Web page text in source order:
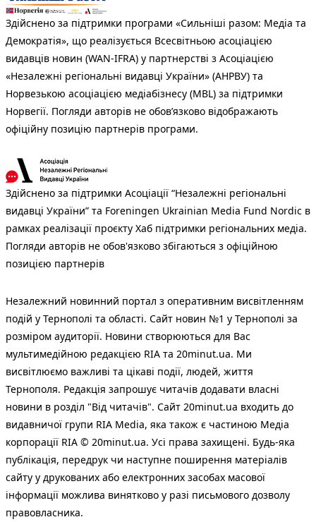
Здійснено за підтримки програми «Сильніші разом: Медіа та
Демократія», що реалізується Всесвітньою асоціацією
видавців новин (WAN-IFRA) у партнерстві з Асоціацією
«Незалежні регіональні видавці України» (АНРВУ) та
Норвезькою асоціацією медіабізнесу (MBL) за підтримки
Норвегії. Погляди авторів не обов’язково відображають
офіційну позицію партнерів програми.
Здійснено за підтримки Асоціації “Незалежні регіональні
видавці України” та Foreningen Ukrainian Media Fund Nordic в
рамках реалізації проєкту Хаб підтримки регіональних медіа.
Погляди авторів не обов'язково збігаються з офіційною
позицією партнерів
Незалежний новинний портал з оперативним висвітленням
подій у Тернополі та області. Сайт новин №1 у Тернополі за
розміром аудиторії. Новини створюються для Вас
мультимедійною редакцією RIA та 20minut.ua. Ми
висвітлюємо важливі та цікаві події, людей, життя
Тернополя. Редакція запрошує читачів додавати власні
новини в розділ "Від читачів". Сайт 20minut.ua входить до
видавничої групи RIA Media, яка також є частиною Медіа
корпорації RIA © 20minut.ua. Усі права захищені. Будь-яка
публiкацiя, передрук чи наступне поширення матеріалів
сайту у друкованих або електронних засобах масової
інформації можлива винятково у разі письмового дозволу
правовласника.